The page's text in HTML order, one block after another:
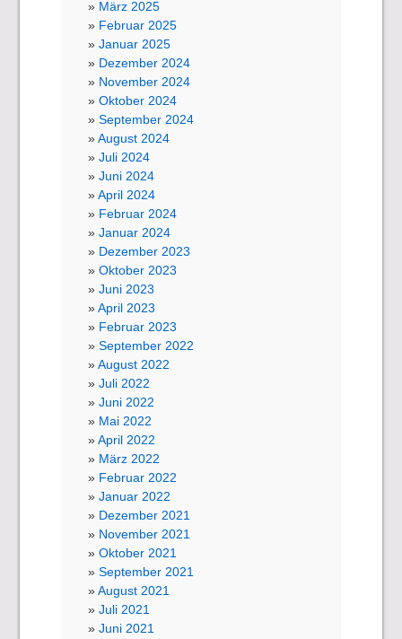
März 2025
Februar 2025
Januar 2025
Dezember 2024
November 2024
Oktober 2024
September 2024
August 2024
Juli 2024
Juni 2024
April 2024
Februar 2024
Januar 2024
Dezember 2023
Oktober 2023
Juni 2023
April 2023
Februar 2023
September 2022
August 2022
Juli 2022
Juni 2022
Mai 2022
April 2022
März 2022
Februar 2022
Januar 2022
Dezember 2021
November 2021
Oktober 2021
September 2021
August 2021
Juli 2021
Juni 2021